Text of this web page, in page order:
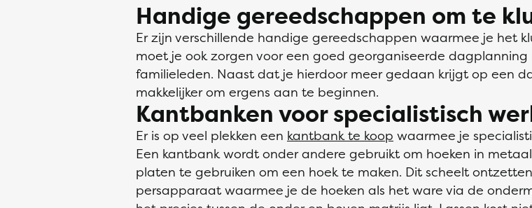
Handige gereedschappen om te
Er zijn verschillende handige gereedschappen waarmee je het
moet je ook zorgen voor een goed georganiseerde
familieleden. Naast dat je hierdoor meer gedaan krijgt op een
makkelijker om ergens aan te beginnen.
Kantbanken voor specialistisch
Er is op veel plekken een kantbank te koop waarmee je
Een kantbank wordt onder andere gebruikt om hoeken in
platen te gebruiken om een hoek te maken. Dit scheelt
persapparaat waarmee je de hoeken als het ware via de